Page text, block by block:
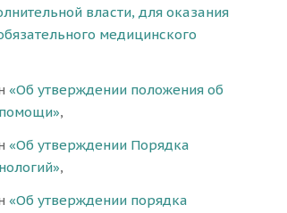
власти, для оказания
медицинского
«Об утверждении положения об
,
«Об утверждении Порядка
,
«Об утверждении порядка